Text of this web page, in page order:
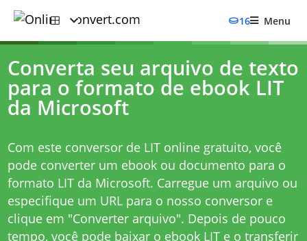
16 Menu
Converta seu arquivo de texto
para o formato de ebook LIT
da Microsoft
Com este conversor de LIT online gratuito, você
pode converter um ebook ou documento para o
formato LIT da Microsoft. Carregue um arquivo ou
especifique um URL para o nosso conversor e
clique em "Converter arquivo". Depois de pouco
tempo, você pode baixar o ebook LIT e o transferir